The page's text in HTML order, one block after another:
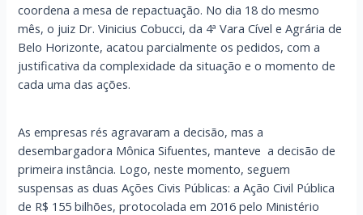
coordena a mesa de repactuação. No dia 18 do mesmo
mês, o juiz Dr. Vinicius Cobucci, da 4ª Vara Cível e Agrária de
Belo Horizonte, acatou parcialmente os pedidos, com a
justificativa da complexidade da situação e o momento de
cada uma das ações.
As empresas rés agravaram a decisão, mas a
desembargadora Mônica Sifuentes, manteve a decisão de
primeira instância. Logo, neste momento, seguem
suspensas as duas Ações Civis Públicas: a Ação Civil Pública
de R$ 155 bilhões, protocolada em 2016 pelo Ministério